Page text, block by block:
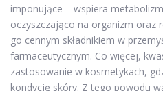
imponujące – wspiera
oczyszczająco na organizm oraz
go cennym składnikiem w
farmaceutycznym. Co więcej,
zastosowanie w kosmetykach,
kondycję skóry. Z tego powodu